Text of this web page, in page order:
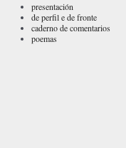
presentación
de perfil e de fronte
caderno de comentarios
poemas